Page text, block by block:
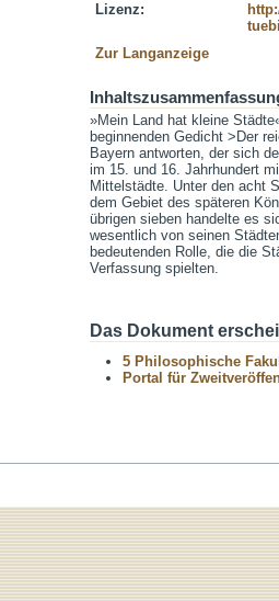
Lizenz:
Zur Langanzeige
»Mein Land hat kleine
beginnenden Gedicht >Der
Bayern antworten, der sich
im 15. und 16. Jahrhundert
Mittelstädte. Unter den acht
dem Gebiet des späteren
übrigen sieben handelte es
wesentlich von seinen
bedeutenden Rolle, die die
Verfassung spielten.
Das Dokument
5 Philosophische
Portal für